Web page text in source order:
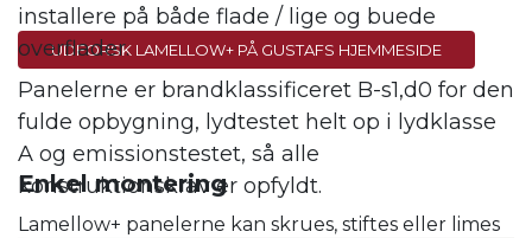
UDFORSK LAMELLOW+ PÅ GUSTAFS HJEMMESIDE
Enkel montering
Lamellow+ panelerne kan skrues, stiftes eller limes
installere på både flade / lige og buede
overflader.
Panelerne er brandklassificeret B-s1,d0 for den
fulde opbygning, lydtestet helt op i lydklasse
A og emissionstestet, så alle
konstruktionskrav er opfyldt.